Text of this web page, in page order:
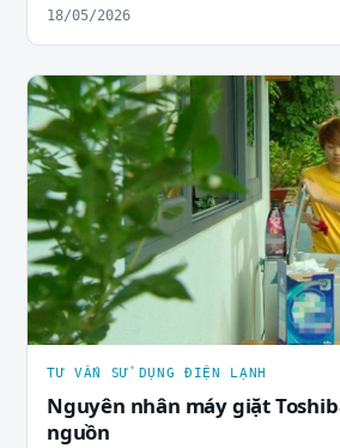
18/05/2026
TƯ VẤN SỬ DỤNG ĐIỆN LẠNH
Nguyên nhân máy giặt
nguồn